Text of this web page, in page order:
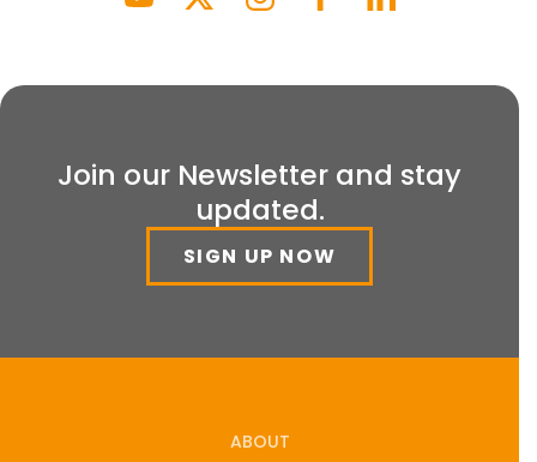
Join our Newsletter and stay
updated.
SIGN UP NOW
ABOUT